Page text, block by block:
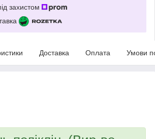
захистом
Доставка Оплата Умови